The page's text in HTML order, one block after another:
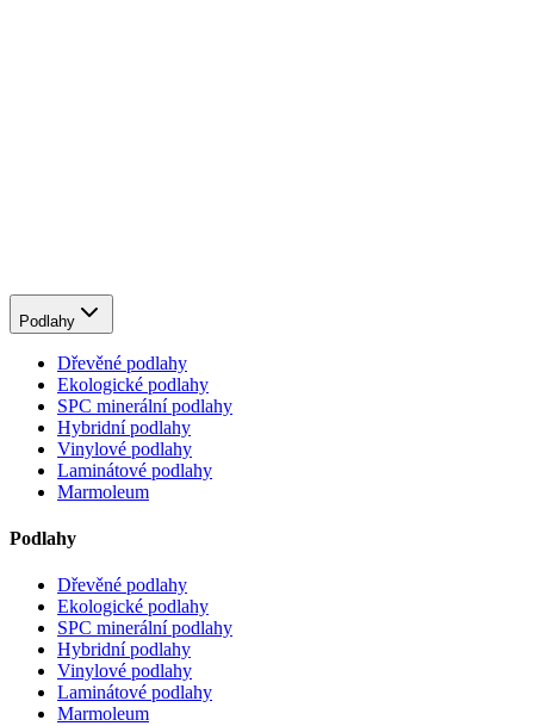
Podlahy
Dřevěné podlahy
Ekologické podlahy
SPC minerální podlahy
Hybridní podlahy
Vinylové podlahy
Laminátové podlahy
Marmoleum
Podlahy
Dřevěné podlahy
Ekologické podlahy
SPC minerální podlahy
Hybridní podlahy
Vinylové podlahy
Laminátové podlahy
Marmoleum